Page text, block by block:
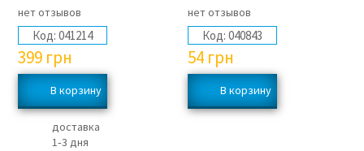
нет отзывов
Код: 041214
399 грн
доставка
1‑3 дня
нет отзывов
Код: 040843
54 грн